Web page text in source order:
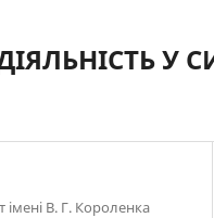
У
імені В. Г. Короленка